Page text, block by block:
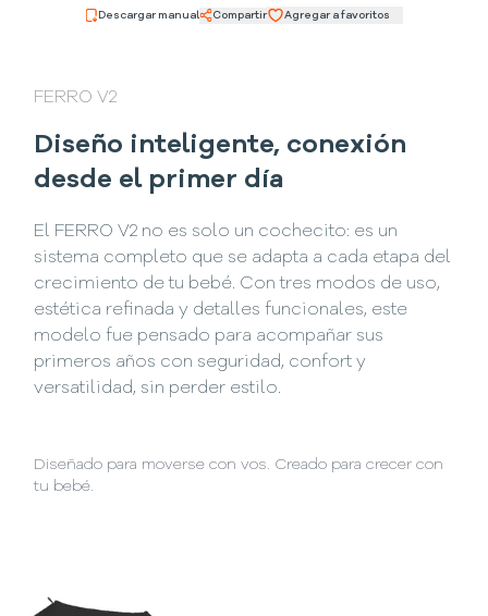
Descargar manual Compartir Agregar a favoritos
FERRO V2
Diseño inteligente, conexión
desde el primer día
El FERRO V2 no es solo un cochecito: es un
sistema completo que se adapta a cada etapa del
crecimiento de tu bebé. Con tres modos de uso,
estética refinada y detalles funcionales, este
modelo fue pensado para acompañar sus
primeros años con seguridad, confort y
versatilidad, sin perder estilo.
Diseñado para moverse con vos. Creado para crecer con
tu bebé.